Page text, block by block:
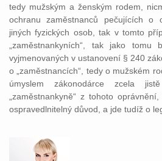
tedy mužským a ženským rodem,
ochranu zaměstnanců pečujících o
jiných fyzických osob, tak v tomto
„zaměstnankyních“, tak jako
vyjmenovaných v ustanovení § 240
o „zaměstnancích“, tedy o mužském
úmyslem zákonodárce zcela
„zaměstnankyně“ z tohoto
ospravedlnitelný důvod, a jde tudíž o